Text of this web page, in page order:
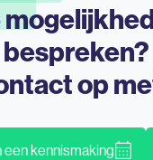
bespreken?
op
een kennismaking